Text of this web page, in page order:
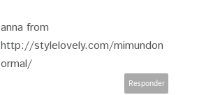
anna from
http://stylelovely.com/mimundon
ormal/
Responder